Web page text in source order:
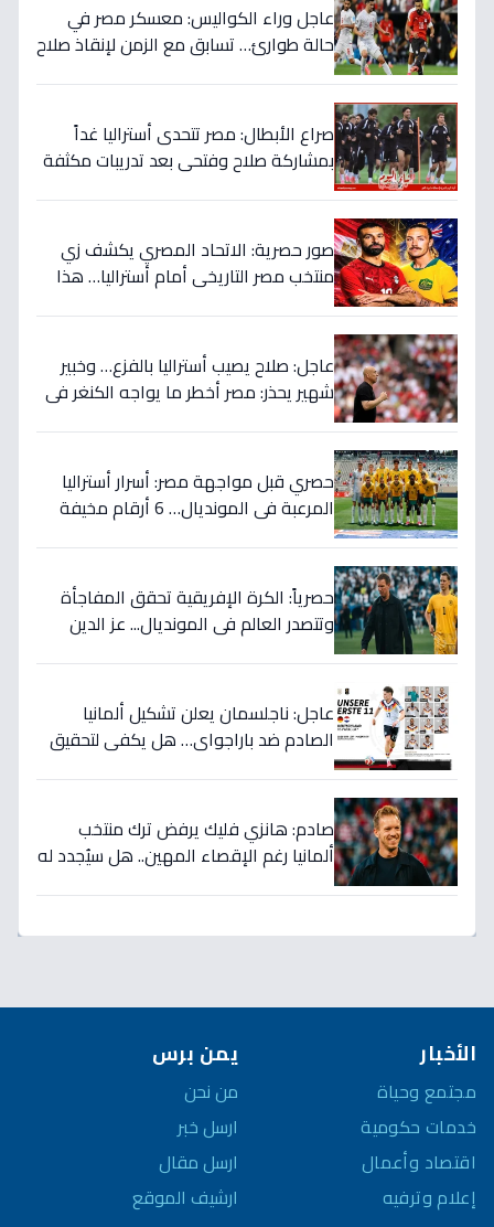
عاجل وراء الكواليس: معسكر مصر في
حالة طوارئ… تسابق مع الزمن لإنقاذ صلاح
صراع الأبطال: مصر تتحدى أستراليا غداً
بمشاركة صلاح وفتحي بعد تدريبات مكثفة
صور حصرية: الاتحاد المصري يكشف زي
منتخب مصر التاريخي أمام أستراليا… هذا
عاجل: صلاح يصيب أستراليا بالفزع… وخبير
شهير يحذر: مصر أخطر ما يواجه الكنغر في
حصري قبل مواجهة مصر: أسرار أستراليا
المرعبة في المونديال… 6 أرقام مخيفة
حصرياً: الكرة الإفريقية تحقق المفاجأة
وتتصدر العالم في المونديال... عز الدين
عاجل: ناجلسمان يعلن تشكيل ألمانيا
الصادم ضد باراجواي… هل يكفي لتحقيق
صادم: هانزي فليك يرفض ترك منتخب
ألمانيا رغم الإقصاء المهين.. هل سيُجدد له
الأخبار
مجتمع وحياة
خدمات حكومية
اقتصاد وأعمال
إعلام وترفيه
يمن برس
من نحن
ارسل خبر
ارسل مقال
ارشيف الموقع